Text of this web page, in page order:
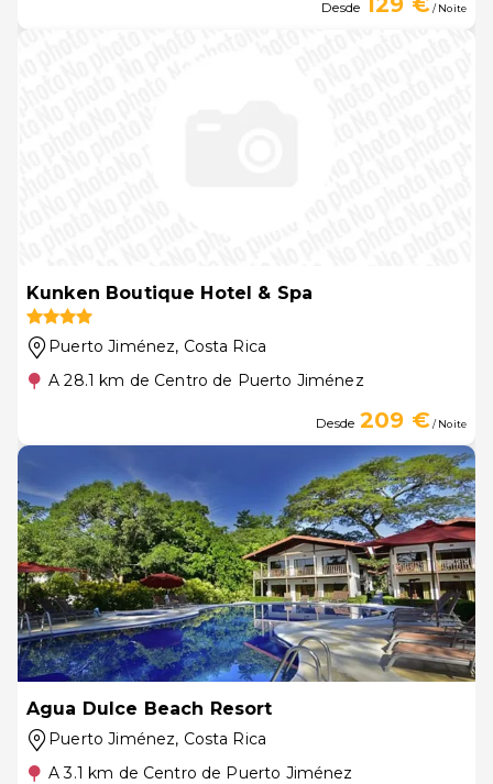
Desde / Noite
Kunken Boutique Hotel & Spa
Puerto Jiménez, Costa Rica
A 28.1 km de Centro de Puerto Jiménez
Desde 209 €/ Noite
Agua Dulce Beach Resort
Puerto Jiménez, Costa Rica
A 3.1 km de Centro de Puerto Jiménez